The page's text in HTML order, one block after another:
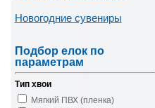
Новогодние сувениры
Подбор елок по
параметрам
Тип хвои
Мягкий ПВХ (пленка)